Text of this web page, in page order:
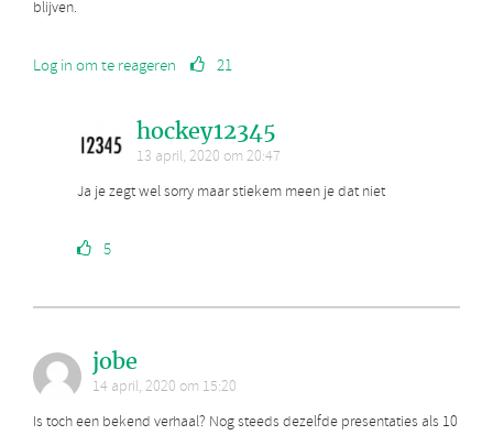
blijven.
Log in om te reageren 21
hockey12345
13 april, 2020 om 20:47
Ja je zegt wel sorry maar stiekem meen je dat niet
5
jobe
14 april, 2020 om 15:20
Is toch een bekend verhaal? Nog steeds dezelfde presentaties als 10